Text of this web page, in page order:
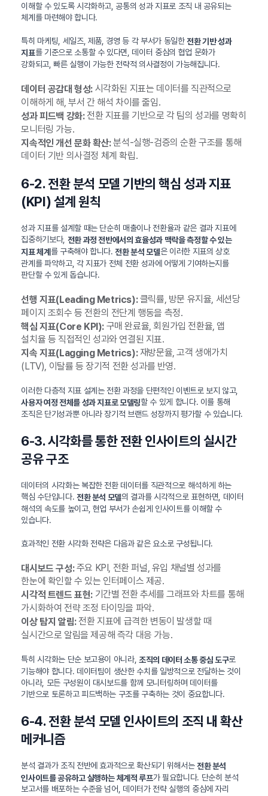
이해할 수 있도록 시각화하고, 공통의 성과 지표로 조직 내 공유되는
체계를 마련해야 합니다.
특히 마케팅, 세일즈, 제품, 경영 등 각 부서가 동일한전환 기반 성과
지표를 기준으로 소통할 수 있다면, 데이터 중심의 협업 문화가
강화되고, 빠른 실행이 가능한 전략적 의사결정이 가능해집니다.
데이터 공감대 형성:시각화된 지표는 데이터를 직관적으로
이해하게 해, 부서 간 해석 차이를 줄임.
성과 피드백 강화:전환 지표를 기반으로 각 팀의 성과를 명확히
모니터링 가능.
지속적인 개선 문화 확산:분석-실행-검증의 순환 구조를 통해
데이터 기반 의사결정 체계 확립.
6-2. 전환 분석 모델 기반의 핵심 성과 지표
(KPI) 설계 원칙
성과 지표를 설계할 때는 단순히 매출이나 전환율과 같은 결과 지표에
집중하기보다, 전환 과정 전반에서의 효율성과 맥락을 측정할 수 있는
지표 체계 를 구축해야 합니다.전환 분석 모델은 이러한 지표의 상호
관계를 파악하고, 각 지표가 전체 전환 성과에 어떻게 기여하는지를
판단할 수 있게 돕습니다.
선행 지표(Leading Metrics):클릭률, 방문 유지율, 세션당
페이지 조회수 등 전환의 전단계 행동을 측정.
핵심 지표(Core KPI):구매 완료율, 회원가입 전환율, 앱
설치율 등 직접적인 성과와 연결된 지표.
지속 지표(Lagging Metrics):재방문율, 고객 생애가치
(LTV), 이탈률 등 장기적 전환 성과를 반영.
이러한 다층적 지표 설계는 전환 과정을 단편적인 이벤트로 보지 않고,
사용자 여정 전체를 성과 지표로 모델링할 수 있게 합니다. 이를 통해
조직은 단기성과뿐 아니라 장기적 브랜드 성장까지 평가할 수 있습니다.
6-3. 시각화를 통한 전환 인사이트의 실시간
공유 구조
데이터의 시각화는 복잡한 전환 데이터를 직관적으로 해석하게 하는
핵심 수단입니다. 전환 분석 모델의 결과를 시각적으로 표현하면, 데이터
해석의 속도를 높이고, 현업 부서가 손쉽게 인사이트를 이해할 수
있습니다.
효과적인 전환 시각화 전략은 다음과 같은 요소로 구성됩니다.
대시보드 구성:주요 KPI, 전환 퍼널, 유입 채널별 성과를
한눈에 확인할 수 있는 인터페이스 제공.
시각적 트렌드 표현:기간별 전환 추세를 그래프와 차트를 통해
가시화하여 전략 조정 타이밍을 파악.
이상 탐지 알림:전환 지표에 급격한 변동이 발생할 때
실시간으로 알림을 제공해 즉각 대응 가능.
특히 시각화는 단순 보고용이 아니라, 조직의 데이터 소통 중심 도구로
기능해야 합니다. 데이터팀이 생산한 수치를 일방적으로 전달하는 것이
아니라, 모든 구성원이 대시보드를 함께 모니터링하며 데이터를
기반으로 토론하고 피드백하는 구조를 구축하는 것이 중요합니다.
6-4. 전환 분석 모델 인사이트의 조직 내 확산
메커니즘
분석 결과가 조직 전반에 효과적으로 확산되기 위해서는전환 분석
인사이트를 공유하고 실행하는 체계적 루프가 필요합니다. 단순히 분석
보고서를 배포하는 수준을 넘어, 데이터가 전략 실행의 중심에 자리